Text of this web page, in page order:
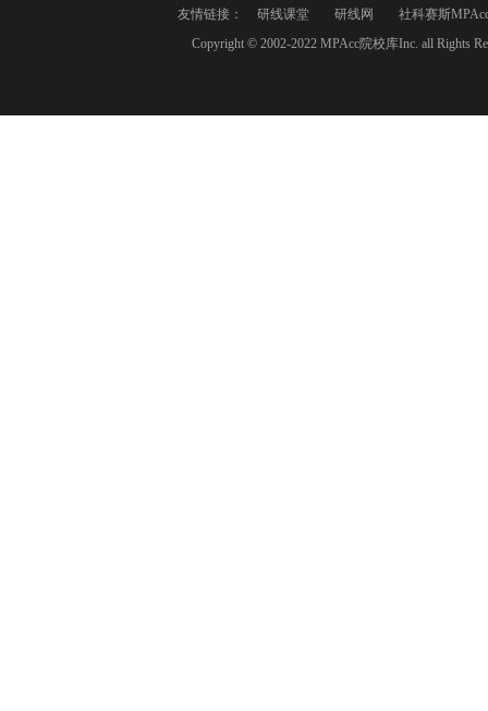
友情链接： 研线课堂 研线网
社科赛斯
Copyright © 2002-2022 MPAcc院校库Inc. all Rights